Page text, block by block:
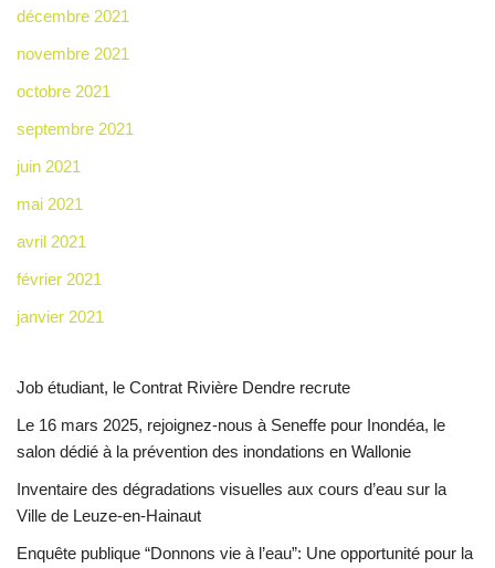
décembre 2021
novembre 2021
octobre 2021
septembre 2021
juin 2021
mai 2021
avril 2021
février 2021
janvier 2021
Job étudiant, le Contrat Rivière Dendre recrute
Le 16 mars 2025, rejoignez-nous à Seneffe pour Inondéa, le
salon dédié à la prévention des inondations en Wallonie
Inventaire des dégradations visuelles aux cours d’eau sur la
Ville de Leuze-en-Hainaut
Enquête publique “Donnons vie à l’eau”: Une opportunité pour la